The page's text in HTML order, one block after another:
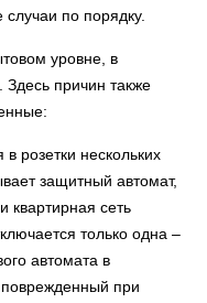
по порядку.
уровне, в
Здесь причин также
розетки нескольких
защитный автомат,
квартирная сеть
только одна –
автомата в
при